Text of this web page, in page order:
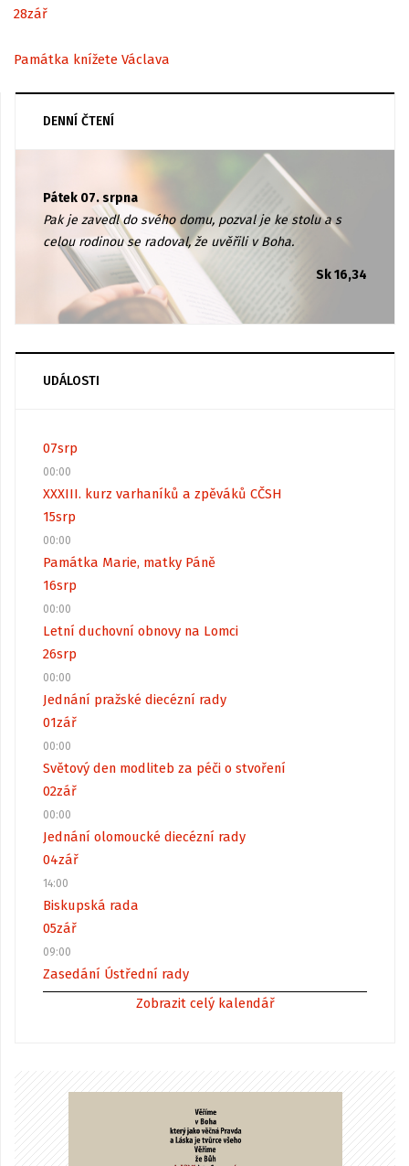
28zář
Památka knížete Václava
DENNÍ ČTENÍ
Pátek 07. srpna
Pak je zavedl do svého domu, pozval je ke stolu a s
celou rodinou se radoval, že uvěřili v Boha.
Sk 16,34
UDÁLOSTI
07srp
00:00
XXXIII. kurz varhaníků a zpěváků CČSH
15srp
00:00
Památka Marie, matky Páně
16srp
00:00
Letní duchovní obnovy na Lomci
26srp
00:00
Jednání pražské diecézní rady
01zář
00:00
Světový den modliteb za péči o stvoření
02zář
00:00
Jednání olomoucké diecézní rady
04zář
14:00
Biskupská rada
05zář
09:00
Zasedání Ústřední rady
Zobrazit celý kalendář